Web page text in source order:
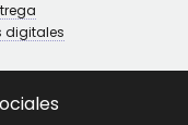
digitales